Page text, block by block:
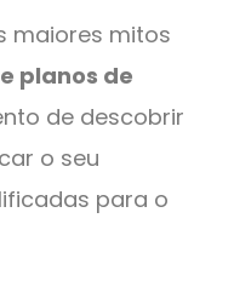
maiores mitos
planos de
de descobrir
o seu
para o